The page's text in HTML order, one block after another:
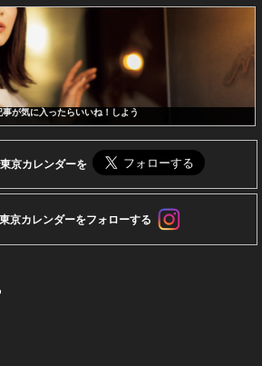
が気に入ったらいいね！しよう
京カレンダーを
京カレンダーをフォローする